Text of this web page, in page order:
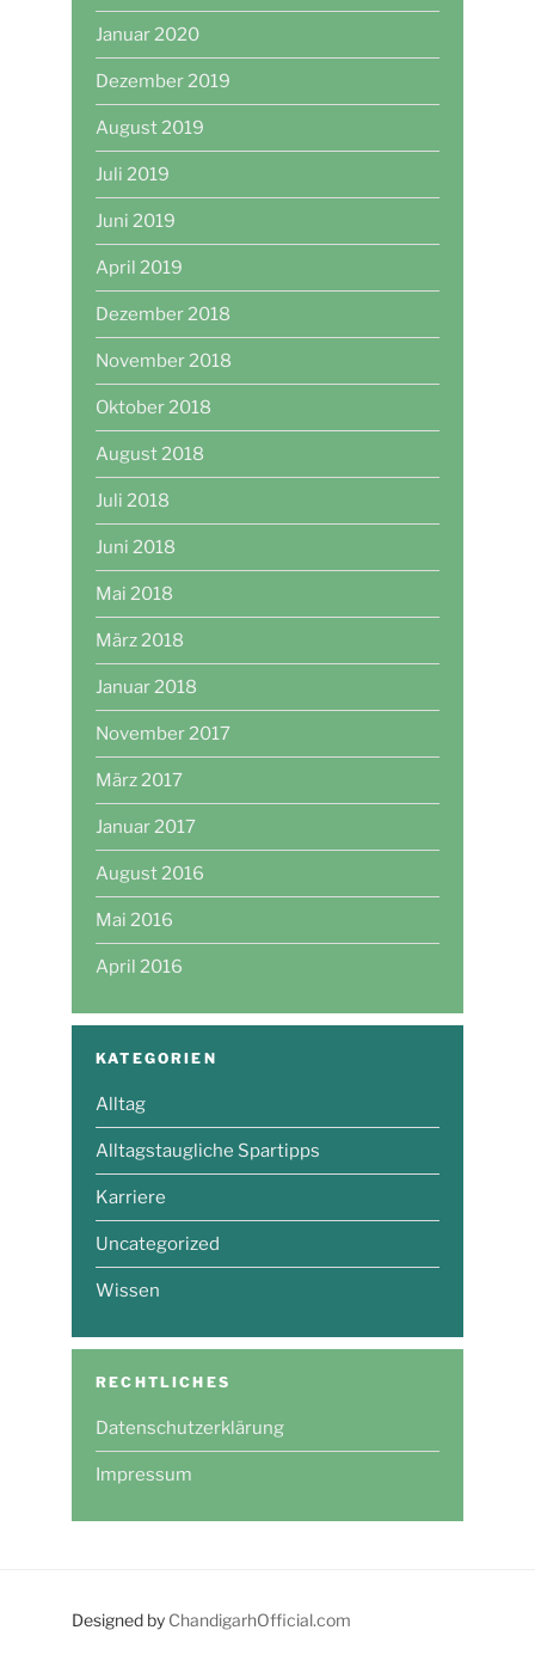
Januar 2020
Dezember 2019
August 2019
Juli 2019
Juni 2019
April 2019
Dezember 2018
November 2018
Oktober 2018
August 2018
Juli 2018
Juni 2018
Mai 2018
März 2018
Januar 2018
November 2017
März 2017
Januar 2017
August 2016
Mai 2016
April 2016
KATEGORIEN
Alltag
Alltagstaugliche Spartipps
Karriere
Uncategorized
Wissen
RECHTLICHES
Datenschutzerklärung
Impressum
Designed by ChandigarhOfficial.com